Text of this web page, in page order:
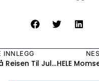
INNLEGG
Ny Vri På Reisen Til Julestjernen